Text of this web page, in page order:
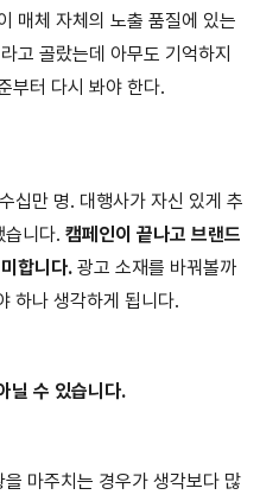
매체 자체의 노출 품질에 있는
고 골랐는데 아무도 기억하지
부터 다시 봐야 한다.
십만 명. 대행사가 자신 있게 추
습니다. 캠페인이 끝나고 브랜드
합니다. 광고 소재를 바꿔볼까
하나 생각하게 됩니다.
닐 수 있습니다.
마주치는 경우가 생각보다 많